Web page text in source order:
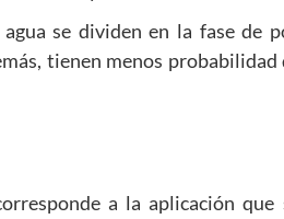
se dividen en la fase de
tienen menos
a la aplicación